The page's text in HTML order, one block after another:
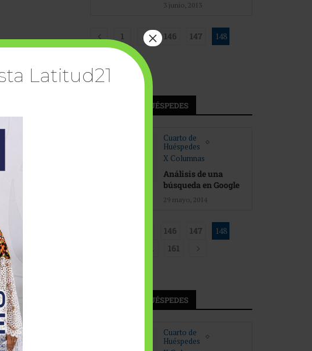
3 junio, 2013
1 … 146 147
148
CUARTO DE HUÉSPEDES
Cuarto de
Huéspedes
X Columnas
Análisis de una
búsqueda en Google
29 mayo, 2014
146 147
148
… 161
CUARTO DE HUÉSPEDES
Cuarto de
Huéspedes
Latitud21
×